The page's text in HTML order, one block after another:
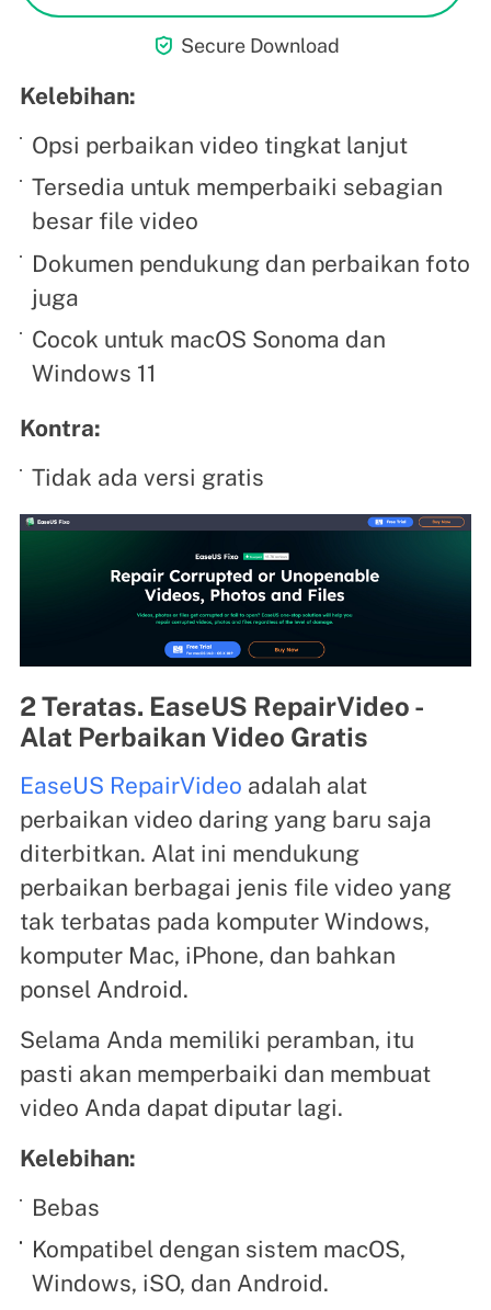
 Secure Download
Kelebihan:
Opsi perbaikan video tingkat lanjut
Tersedia untuk memperbaiki sebagian
besar file video
Dokumen pendukung dan perbaikan foto
juga
Cocok untuk macOS Sonoma dan
Windows 11
Kontra:
Tidak ada versi gratis
2 Teratas. EaseUS RepairVideo -
Alat Perbaikan Video Gratis
EaseUS RepairVideo adalah alat
perbaikan video daring yang baru saja
diterbitkan. Alat ini mendukung
perbaikan berbagai jenis file video yang
tak terbatas pada komputer Windows,
komputer Mac, iPhone, dan bahkan
ponsel Android.
Selama Anda memiliki peramban, itu
pasti akan memperbaiki dan membuat
video Anda dapat diputar lagi.
Kelebihan:
Bebas
Kompatibel dengan sistem macOS,
Windows, iSO, dan Android.